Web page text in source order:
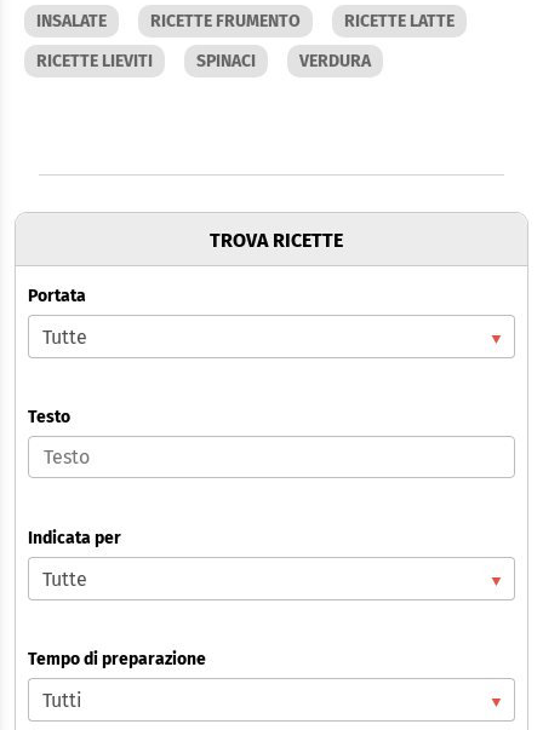
INSALATE RICETTE FRUMENTO
RICETTE LATTE
RICETTE LIEVITI
SPINACI VERDURA
TROVA RICETTE
Portata
Testo
Indicata per
Tempo di preparazione